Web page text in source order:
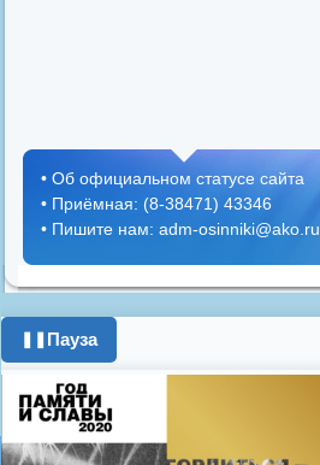
• Об официальном статусе сайта
• Приёмная: (8-38471) 43346
• Пишите нам: adm-osinniki@ako.ru
Пауза